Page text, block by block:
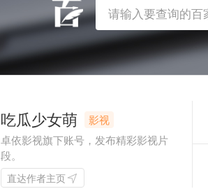
吃瓜少女萌
影视
卓依影视旗下账号，发布精彩影视片
段。
直达作者主页